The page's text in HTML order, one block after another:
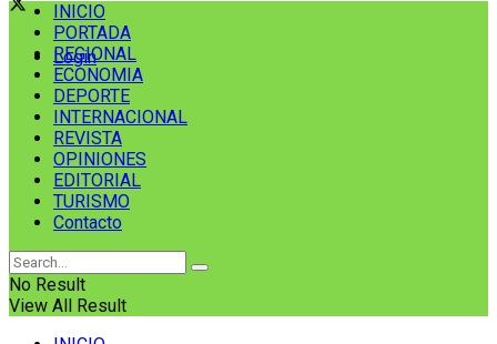
Login
INICIO
PORTADA
REGIONAL
ECONOMIA
DEPORTE
INTERNACIONAL
REVISTA
OPINIONES
EDITORIAL
TURISMO
Contacto
No Result
View All Result